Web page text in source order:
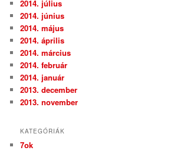
2014. július
2014. június
2014. május
2014. április
2014. március
2014. február
2014. január
2013. december
2013. november
KATEGÓRIÁK
7ok